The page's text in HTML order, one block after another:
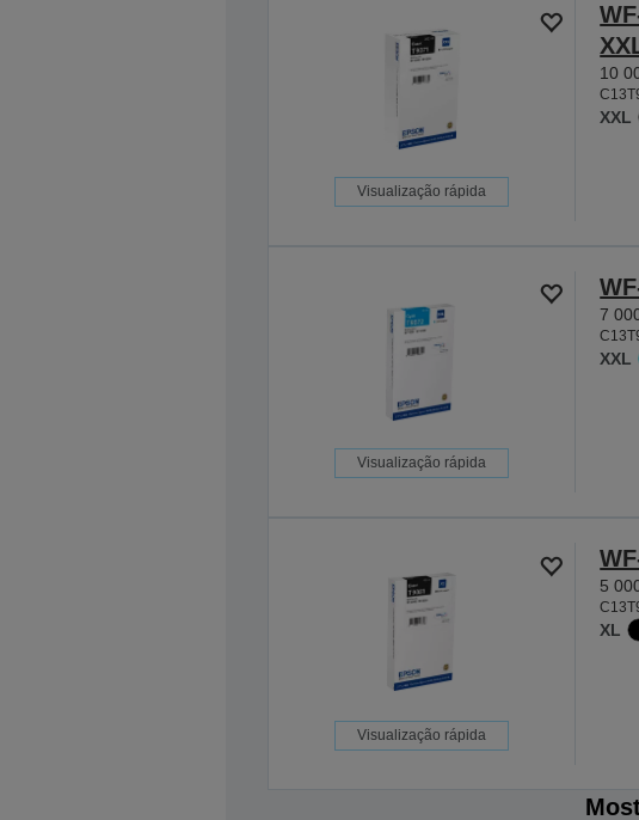
Visualização rápida
10
XXL
Visualização rápida
7
XXL
Visualização rápida
5
XL